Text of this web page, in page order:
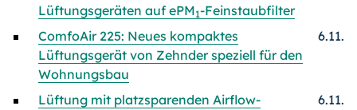
Lüftungsgeräten auf ePM1-Feinstaubfilter
ComfoAir 225: Neues kompaktes
Lüftungsgerät von Zehnder speziell für den
Wohnungsbau
6.11.
Lüftung mit platzsparenden Airflow-
6.11.